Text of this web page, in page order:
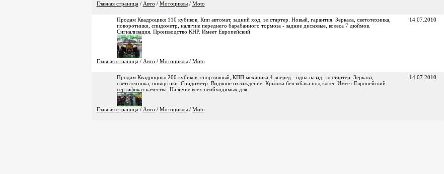
Главная страница/ Авто / Мотоциклы/ Moto
Продам Квадроцикл 110 кубиков, Кпп автомат, задний ход, эл.стартер. Новый, гарантия. Зеркала, светотехника,
поворотники, спидометр, наличие переднего барабанного тормоза - задние дисковые, колеса 7 дюймов.
Сигнализация. Производство КНР. Имеет Европейский
Главная страница/ Авто / Мотоциклы/ Moto
14.07.2010
Продам Квадроцикл 200 кубиков, спортивный, КПП механика,4 вперед - одна назад, эл.стартер. Зеркала,
светотехника, повортики. Спидометр. Водяное охлаждение. Крышка бензобака под ключ. Имеет Европейский
сертификат качества. Наличие всех необходимых для
Главная страница/ Авто / Мотоциклы/ Moto
14.07.2010